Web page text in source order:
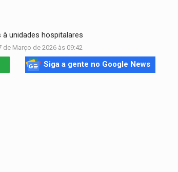
unidades hospitalares
de Março de 2026 às 09:42
Siga a gente no Google News